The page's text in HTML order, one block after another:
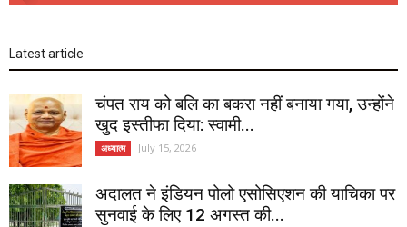
Latest article
चंपत राय को बलि का बकरा नहीं बनाया गया, उन्होंने
खुद इस्तीफा दिया: स्वामी...
अध्यात्म July 15, 2026
अदालत ने इंडियन पोलो एसोसिएशन की याचिका पर
सुनवाई के लिए 12 अगस्त की...